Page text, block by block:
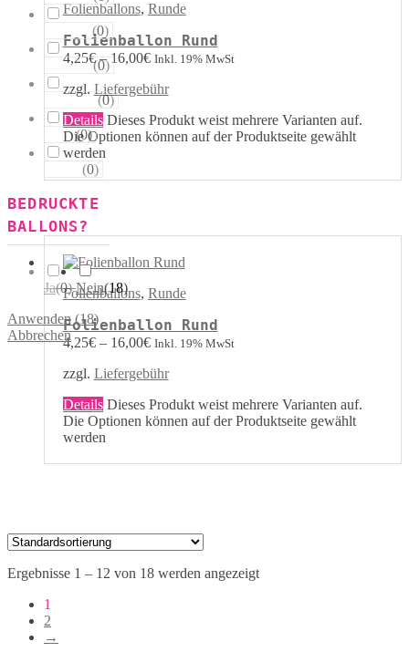
Folienballons, Runde
Folienballon Rund
4,25€–16,00€ Inkl. 19% MwSt
zzgl. Liefergebühr
Details Dieses Produkt weist mehrere Varianten auf.
Die Optionen können auf der Produktseite gewählt
werden
Folienballons, Runde
Folienballon Rund
4,25€– 16,00€ Inkl. 19% MwSt
zzgl. Liefergebühr
Details Dieses Produkt weist mehrere Varianten auf.
Die Optionen können auf der Produktseite gewählt
werden
Ergebnisse 1 – 12 von 18 werden angezeigt
1
2
→
(0)
Portale (0)
Figuren (0)
123 (0)
(0)
BEDRUCKTE
BALLONS?
Ja(0) Nein(18)
Anwenden(18)
Abbrechen